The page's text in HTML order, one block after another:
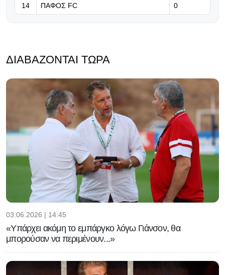
14 ΠΑΦΟΣ FC 0
ΔΙΑΒΆΖΟΝΤΑΙ ΤΏΡΑ
03.06.2026 | 14:45
«Υπάρχει ακόμη το εμπάργκο λόγω Γιάνσον, θα
μπορούσαν να περιμένουν...»